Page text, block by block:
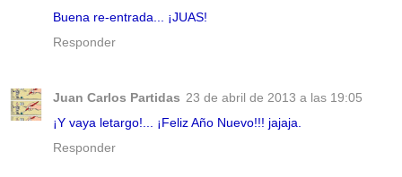
Buena re-entrada... ¡JUAS!
Responder
Juan Carlos Partidas 23 de abril de 2013 a las 19:05
¡Y vaya letargo!... ¡Feliz Año Nuevo!!! jajaja.
Responder